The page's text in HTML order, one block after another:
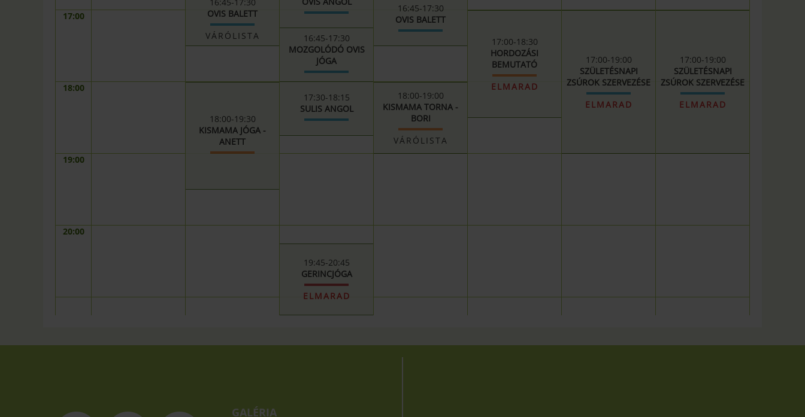
17:00
18:00
19:00
20:00
OVIS BALETT
VÁRÓLISTA
18:00-19:30
KISMAMA JÓGA -
ANETT
16:45-17:30
MOZGOLÓDÓ OVIS
JÓGA
17:30-18:15
SULIS ANGOL
19:45-20:45
GERINCJÓGA
ELMARAD
16:45-17:30
OVIS BALETT
18:00-19:00
KISMAMA TORNA -
BORI
VÁRÓLISTA
17:00-18:30
HORDOZÁSI
BEMUTATÓ
ELMARAD
17:00-19:00
SZÜLETÉSNAPI
ZSÚROK SZERVEZÉSE
ELMARAD
17:00-19:00
SZÜLETÉSNAPI
ZSÚROK SZERVEZÉSE
ELMARAD
GALÉRIA